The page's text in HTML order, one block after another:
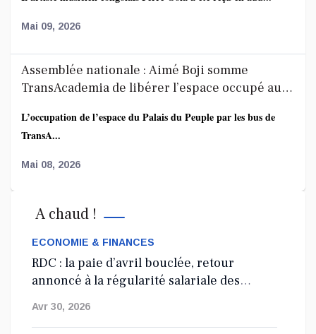
Mai 09, 2026
Assemblée nationale : Aimé Boji somme
TransAcademia de libérer l’espace occupé au
L’occupation de l’espace du Palais du Peuple par les bus de
TransA...
Mai 08, 2026
Affaire FRIVAO : la société civile salue les
à une enquête élargie
Le Centre de recherche en finances publiques et
développement...
Mai 07, 2026
A chaud !
ECONOMIE & FINANCES
RDC : la paie d’avril bouclée, retour
annoncé à la régularité salariale des
Avr 30, 2026